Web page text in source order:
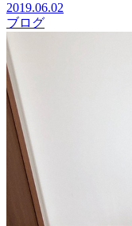
2019.06.02
ブログ